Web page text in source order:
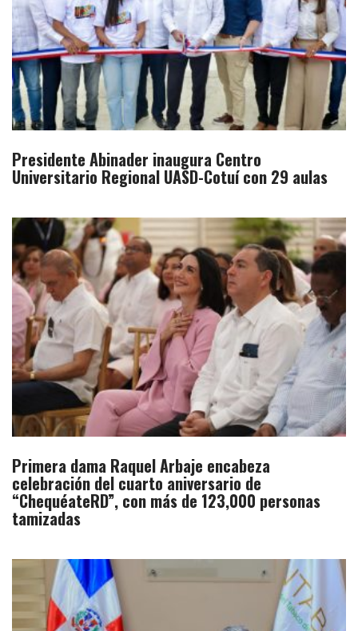
Presidente Abinader inaugura Centro
Universitario Regional UASD-Cotuí con 29 aulas
Primera dama Raquel Arbaje encabeza
celebración del cuarto aniversario de
“ChequéateRD”, con más de 123,000 personas
tamizadas